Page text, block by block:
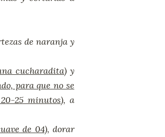
de naranja y
cucharadita) y
para que no se
25 minutos), a
de 04), dorar